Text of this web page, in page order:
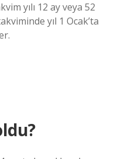
yılı 12 ay veya 52
yıl 1 Ocak’ta